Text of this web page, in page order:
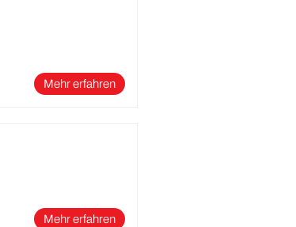
Mehr erfahren
Mehr erfahren